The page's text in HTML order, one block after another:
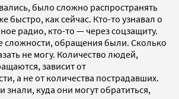
было сложно распространять
быстро, как сейчас. Кто-то узнавал о
радио, кто-то — через соцзащиту.
сложности, обращения были. Сколько
не могу. Количество людей,
зависит от
а не от количества пострадавших.
куда они могут обратиться,